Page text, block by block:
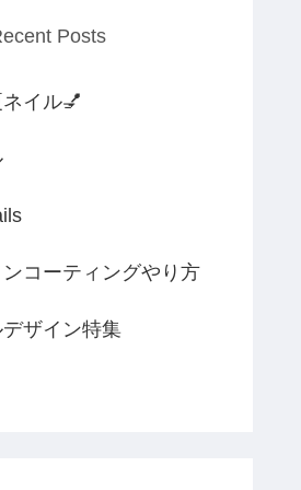
Posts
イル💅
コーティングやり方
ザイン特集